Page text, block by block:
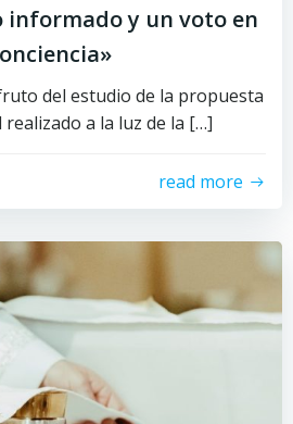
y un voto en
del estudio de la propuesta
a la luz de la […]
read more